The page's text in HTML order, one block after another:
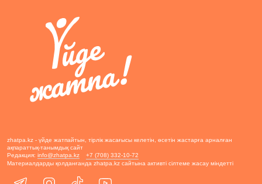
zhatpa.kz - үйде жатпайтын, тірлік жасағысы келетін, өсетін жастарға арналған
ақпараттық-танымдық сайт
Редакция: info@zhatpa.kz
+7 (708) 332-10-72
Материалдарды қолданғанда zhatpa.kz сайтына активті сілтеме жасау міндетті